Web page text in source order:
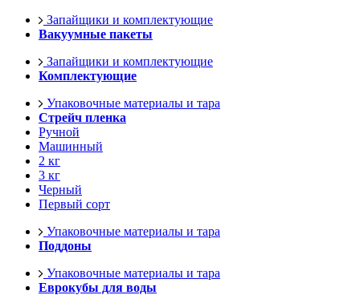
Запайщики и комплектующие
Вакуумные пакеты
Запайщики и комплектующие
Комплектующие
Упаковочные материалы и тара
Стрейч пленка
Ручной
Машинный
2 кг
3 кг
Черный
Первый сорт
Упаковочные материалы и тара
Поддоны
Упаковочные материалы и тара
Еврокубы для воды